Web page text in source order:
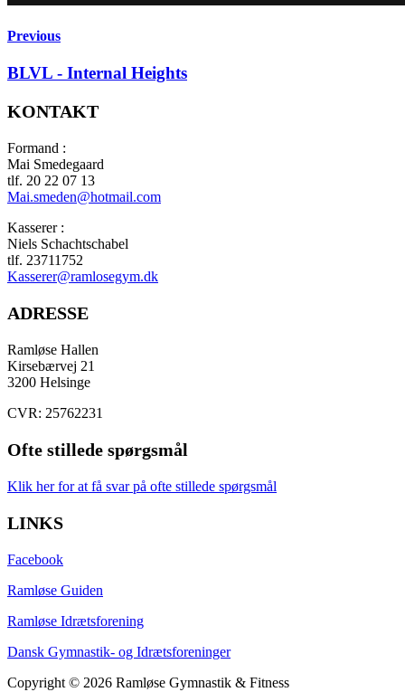
Previous
BLVL - Internal Heights
KONTAKT
Formand :
Mai Smedegaard
tlf. 20 22 07 13
Mai.smeden@hotmail.com
Kasserer :
Niels Schachtschabel
tlf. 23711752
Kasserer@ramlosegym.dk
ADRESSE
Ramløse Hallen
Kirsebærvej 21
3200 Helsinge
CVR: 25762231
Ofte stillede spørgsmål
Klik her for at få svar på ofte stillede spørgsmål
LINKS
Facebook
Ramløse Guiden
Ramløse Idrætsforening
Dansk Gymnastik- og Idrætsforeninger
Copyright © 2026 Ramløse Gymnastik & Fitness